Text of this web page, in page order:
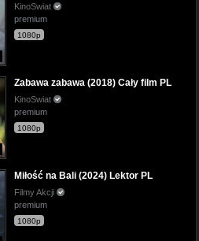
KinoSwiat
premium
1080p
Zabawa zabawa (2018) Cały film PL
KinoSwiat
premium
1080p
Miłość na Bali (2024) Lektor PL
Filmy Akcji
premium
1080p